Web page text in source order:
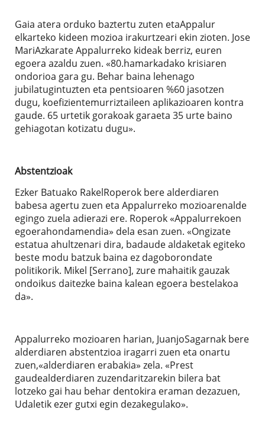
Gaia atera orduko baztertu zuten etaAppalur
elkarteko kideen mozioa irakurtzeari ekin zioten. Jose
MariAzkarate Appalurreko kideak berriz, euren
egoera azaldu zuen. «80.hamarkadako krisiaren
ondorioa gara gu. Behar baina lehenago
jubilatugintuzten eta pentsioaren %60 jasotzen
dugu, koefizientemurriztaileen aplikazioaren kontra
gaude. 65 urtetik gorakoak garaeta 35 urte baino
gehiagotan kotizatu dugu».
Abstentzioak
Ezker Batuako RakelRoperok bere alderdiaren
babesa agertu zuen eta Appalurreko mozioarenalde
egingo zuela adierazi ere. Roperok «Appalurrekoen
egoerahondamendia» dela esan zuen. «Ongizate
estatua ahultzenari dira, badaude aldaketak egiteko
beste modu batzuk baina ez dagoborondate
politikorik. Mikel [Serrano], zure mahaitik gauzak
ondoikus daitezke baina kalean egoera bestelakoa
da».
Appalurreko mozioaren harian, JuanjoSagarnak bere
alderdiaren abstentzioa iragarri zuen eta onartu
zuen,«alderdiaren erabakia» zela. «Prest
gaudealderdiaren zuzendaritzarekin bilera bat
lotzeko gai hau behar dentokira eraman dezazuen,
Udaletik ezer gutxi egin dezakegulako».